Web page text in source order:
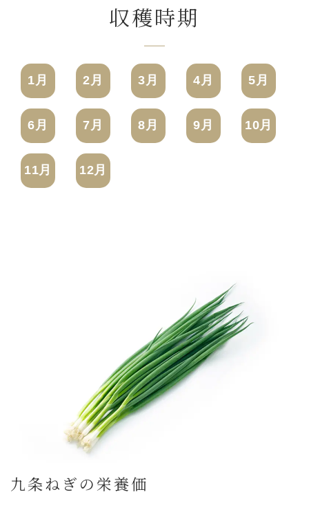
収穫時期
1月 2月 3月 4月 5月
6月 7月 8月 9月 10月
11月 12月
九条ねぎの栄養価